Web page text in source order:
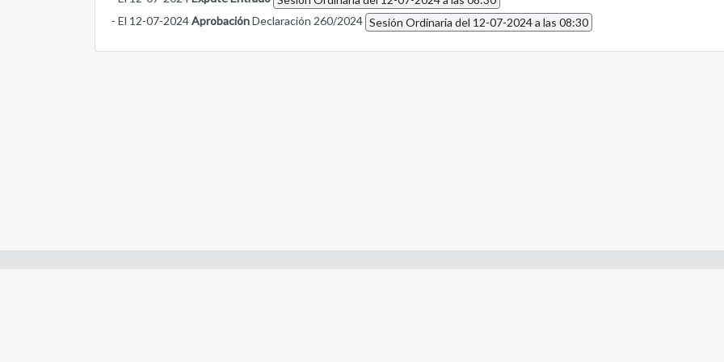
- El 12-07-2024AprobaciónDeclaración 260/2024 Sesión Ordinaria del 12-07-2024 a las 08:30